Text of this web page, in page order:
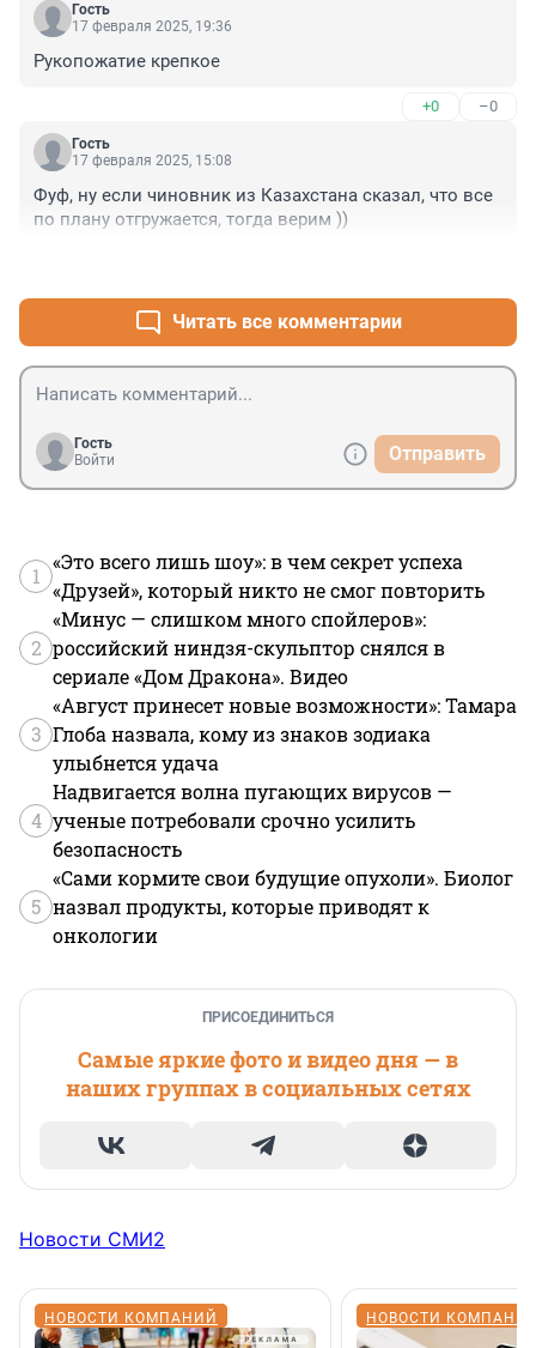
Гость
17 февраля 2025, 19:36
Рукопожатие крепкое
+0 –0
Гость
17 февраля 2025, 15:08
Фуф, ну если чиновник из Казахстана сказал, что все
по плану отгружается, тогда верим ))
Читать все комментарии
Гость
Войти
Отправить
1
«Это всего лишь шоу»: в чем секрет успеха
«Друзей», который никто не смог повторить
2
«Минус — слишком много спойлеров»:
российский ниндзя-скульптор снялся в
сериале «Дом Дракона». Видео
3
«Август принесет новые возможности»: Тамара
Глоба назвала, кому из знаков зодиака
улыбнется удача
4
Надвигается волна пугающих вирусов —
ученые потребовали срочно усилить
безопасность
5
«Сами кормите свои будущие опухоли». Биолог
назвал продукты, которые приводят к
онкологии
ПРИСОЕДИНИТЬСЯ
Самые яркие фото и видео дня — в
наших группах в социальных сетях
Новости СМИ2
НОВОСТИ КОМПАНИЙ НОВОСТИ